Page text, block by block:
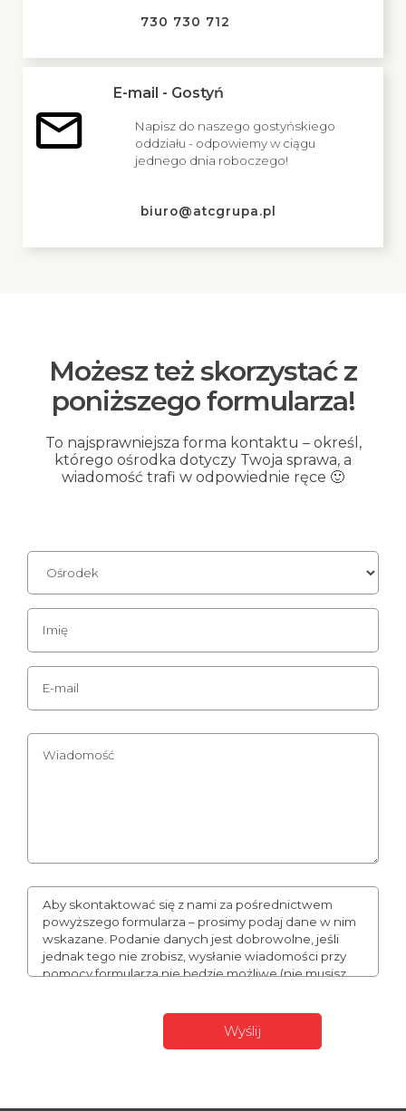
730 730 712
E-mail - Gostyń
Napisz do naszego gostyńskiego
oddziału - odpowiemy w ciągu
jednego dnia roboczego!
biuro@atcgrupa.pl
Możesz też skorzystać z
poniższego formularza!
To najsprawniejsza forma kontaktu – określ,
którego ośrodka dotyczy Twoja sprawa, a
wiadomość trafi w odpowiednie ręce 🙂
Aby skontaktować się z nami za pośrednictwem
powyższego formularza – prosimy podaj dane w nim
wskazane. Podanie danych jest dobrowolne, jeśli
jednak tego nie zrobisz, wysłanie wiadomości przy
pomocy formularza nie będzie możliwe (nie musisz
dane mogą stanowić Twoje dane osobowe. W takim
wypadku administratorem Twoich danych